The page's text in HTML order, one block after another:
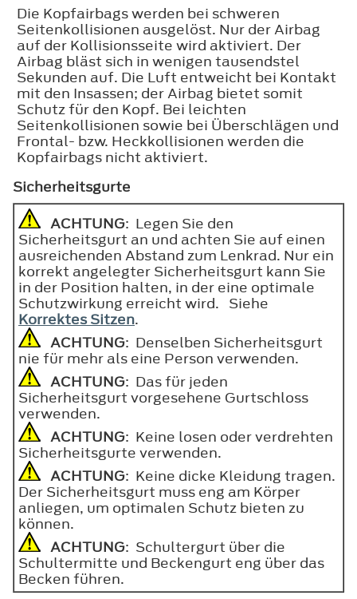
Die Kopfairbags werden bei schweren
Seitenkollisionen ausgelöst. Nur der Airbag
auf der Kollisionsseite wird aktiviert. Der
Airbag bläst sich in wenigen tausendstel
Sekunden auf. Die Luft entweicht bei Kontakt
mit den Insassen; der Airbag bietet somit
Schutz für den Kopf. Bei leichten
Seitenkollisionen sowie bei Überschlägen und
Frontal- bzw. Heckkollisionen werden die
Kopfairbags nicht aktiviert.
Sicherheitsgurte
ACHTUNG: Legen Sie den
Sicherheitsgurt an und achten Sie auf einen
ausreichenden Abstand zum Lenkrad. Nur ein
korrekt angelegter Sicherheitsgurt kann Sie
in der Position halten, in der eine optimale
Schutzwirkung erreicht wird. Siehe
Korrektes Sitzen.
ACHTUNG: Denselben Sicherheitsgurt
nie für mehr als eine Person verwenden.
ACHTUNG: Das für jeden
Sicherheitsgurt vorgesehene Gurtschloss
verwenden.
ACHTUNG: Keine losen oder verdrehten
Sicherheitsgurte verwenden.
ACHTUNG: Keine dicke Kleidung tragen.
Der Sicherheitsgurt muss eng am Körper
anliegen, um optimalen Schutz bieten zu
können.
ACHTUNG: Schultergurt über die
Schultermitte und Beckengurt eng über das
Becken führen.